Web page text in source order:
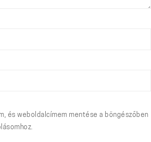
és weboldalcímem mentése a böngészőben